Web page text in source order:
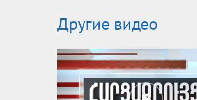
Другие видео